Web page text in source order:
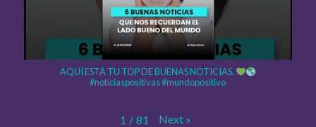
AQUÍ ESTÁ TU TOP DE BUENAS NOTICIAS.
#noticiaspositivas #mundopositivo
1 / 81 Next »